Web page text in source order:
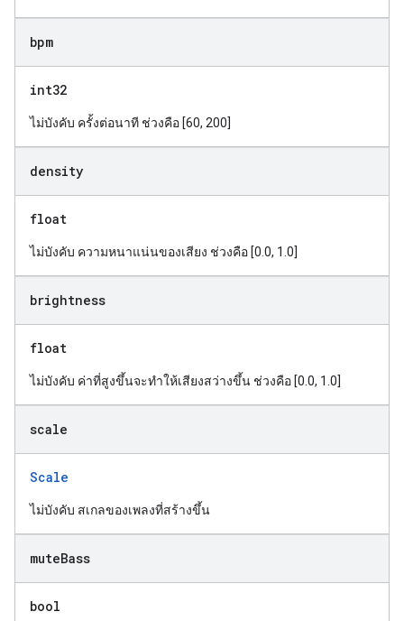
bpm
int32
ไม่บังคับ ครั้งต่อนาที ช่วงคือ [60, 200]
density
float
ไม่บังคับ ความหนาแน่นของเสียง ช่วงคือ [0.0, 1.0]
brightness
float
ไม่บังคับ ค่าที่สูงขึ้นจะทำให้เสียงสว่างขึ้น ช่วงคือ [0.0, 1.0]
scale
Scale
ไม่บังคับ สเกลของเพลงที่สร้างขึ้น
muteBass
bool